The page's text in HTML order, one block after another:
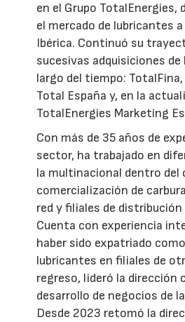
en el Grupo TotalEnergies,
el mercado de lubricantes
Ibérica. Continuó su
sucesivas adquisiciones de
largo del tiempo:
Total España y, en la
TotalEnergies Marketing
Con más de 35 años de
sector, ha trabajado en
la multinacional dentro del
comercialización de
red y filiales de
Cuenta con experiencia
haber sido expatriado
lubricantes en filiales de
regreso, lideró la dirección
desarrollo de negocios de
Desde 2023 retomó la